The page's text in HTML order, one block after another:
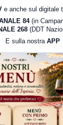
e anche sul digitale
84 (in
268 (DDT
E sulla nostra APP